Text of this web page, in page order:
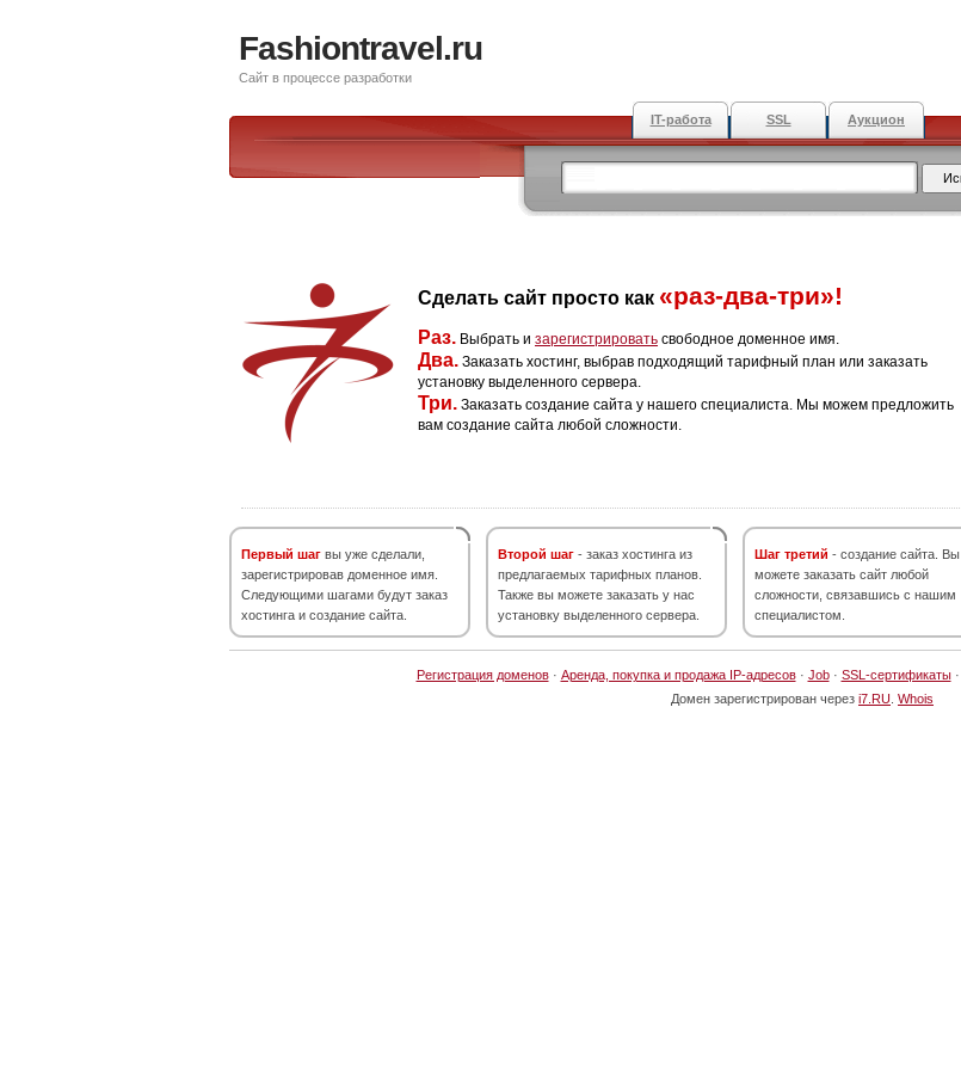
Fashiontravel.ru
Сайт в процессе разработки
IT-работа SSL Аукцион
Сделать сайт просто как «раз-два-три»!
Раз. Выбрать и зарегистрировать свободное доменное имя.
Два. Заказать хостинг, выбрав подходящий тарифный план или заказать
установку выделенного сервера.
Три. Заказать создание сайта у нашего специалиста. Мы можем предложить
вам создание сайта любой сложности.
Первый шаг вы уже сделали,
зарегистрировав доменное имя.
Следующими шагами будут заказ
хостинга и создание сайта.
Второй шаг - заказ хостинга из
предлагаемых тарифных планов.
Также вы можете заказать у нас
установку выделенного сервера.
Шаг третий - создание сайта. Вы
можете заказать сайт любой
сложности, связавшись с нашим
специалистом.
Регистрация доменов· Аренда, покупка и продажа IP-адресов· Job· SSL-сертификаты·
Домен зарегистрирован через i7.RU Whois